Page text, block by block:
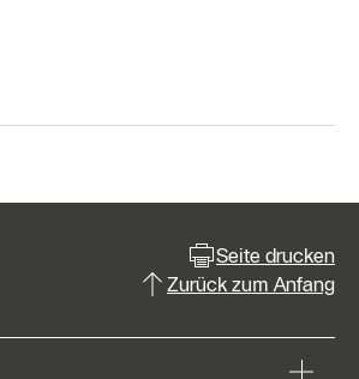
Seite drucken
Zurück zum Anfang